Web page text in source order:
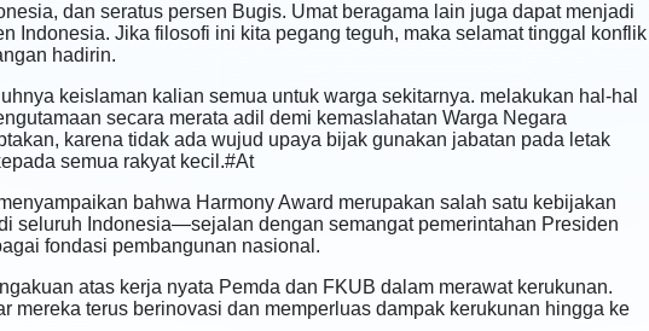
dan seratus persen Bugis. Umat beragama lain juga dapat menjadi
Indonesia. Jika filosofi ini kita pegang teguh, maka selamat tinggal konflik
hadirin.
keislaman kalian semua untuk warga sekitarnya. melakukan hal-hal
secara merata adil demi kemaslahatan Warga Negara
karena tidak ada wujud upaya bijak gunakan jabatan pada letak
semua rakyat kecil.#At
bahwa Harmony Award merupakan salah satu kebijakan
seluruh Indonesia—sejalan dengan semangat pemerintahan Presiden
fondasi pembangunan nasional.
atas kerja nyata Pemda dan FKUB dalam merawat kerukunan.
mereka terus berinovasi dan memperluas dampak kerukunan hingga ke